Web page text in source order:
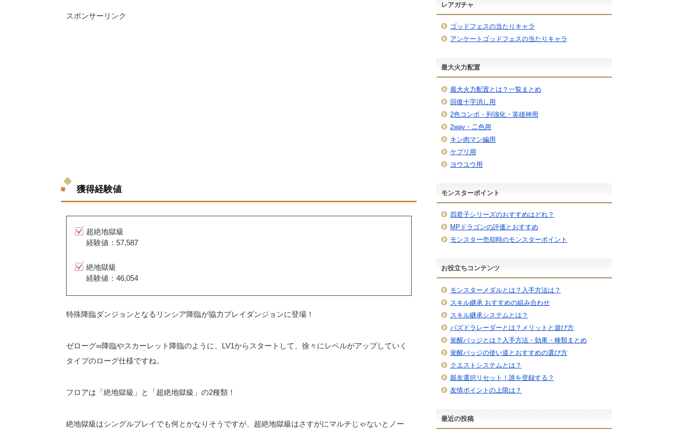
スポンサーリンク
獲得経験値
超絶地獄級
経験値：57,587
絶地獄級
経験値：46,054
特殊降臨ダンジョンとなるリンシア降臨が協力プレイダンジョンに登場！
ゼローグ∞降臨やスカーレット降臨のように、LV1からスタートして、徐々にレベルがアップしていく
タイプのローグ仕様ですね。
フロアは「絶地獄級」と「超絶地獄級」の2種類！
絶地獄級はシングルプレイでも何とかなりそうですが、超絶地獄級はさすがにマルチじゃないとノー
レアガチャ
ゴッドフェスの当たりキャラ
アンケートゴッドフェスの当たりキャラ
最大火力配置
最大火力配置とは？一覧まとめ
回復十字消し用
2色コンボ・列強化・英雄神用
2way・二色用
キン肉マン編用
ケプリ用
ヨウユウ用
モンスターポイント
四君子シリーズのおすすめはどれ？
MPドラゴンの評価とおすすめ
モンスター売却時のモンスターポイント
お役立ちコンテンツ
モンスターメダルとは？入手方法は？
スキル継承 おすすめの組み合わせ
スキル継承システムとは？
パズドラレーダーとは？メリットと遊び方
覚醒バッジとは？入手方法・効果・種類まとめ
覚醒バッジの使い道とおすすめの選び方
クエストシステムとは？
親友選択リセット！誰を登録する？
友情ポイントの上限は？
最近の投稿